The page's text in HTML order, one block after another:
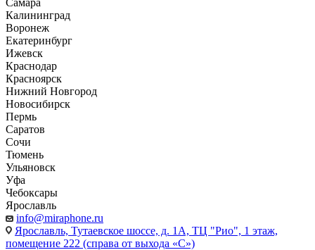
Самара
Калининград
Воронеж
Екатеринбург
Ижевск
Краснодар
Красноярск
Нижний Новгород
Новосибирск
Пермь
Саратов
Сочи
Тюмень
Ульяновск
Уфа
Чебоксары
Ярославль
info@miraphone.ru
Ярославль, Тутаевское шоссе, д. 1А, ТЦ "Рио", 1 этаж,
помещение 222 (справа от выхода «С»)